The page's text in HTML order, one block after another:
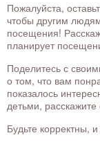
Пожалуйста,
чтобы другим
посещения!
планирует
Поделитесь с
о том, что вам
показалось
детьми,
Будьте корректны,